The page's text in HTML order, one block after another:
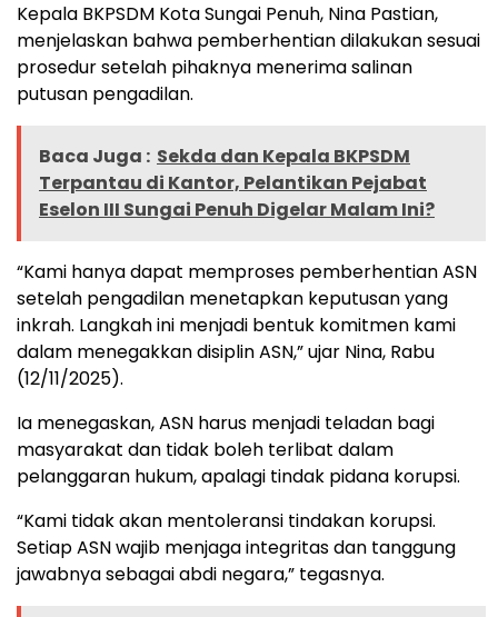
Kepala BKPSDM Kota Sungai Penuh, Nina Pastian,
menjelaskan bahwa pemberhentian dilakukan sesuai
prosedur setelah pihaknya menerima salinan
putusan pengadilan.
Baca Juga : Sekda dan Kepala BKPSDM
Terpantau di Kantor, Pelantikan Pejabat
Eselon III Sungai Penuh Digelar Malam Ini?
“Kami hanya dapat memproses pemberhentian ASN
setelah pengadilan menetapkan keputusan yang
inkrah. Langkah ini menjadi bentuk komitmen kami
dalam menegakkan disiplin ASN,” ujar Nina, Rabu
(12/11/2025).
Ia menegaskan, ASN harus menjadi teladan bagi
masyarakat dan tidak boleh terlibat dalam
pelanggaran hukum, apalagi tindak pidana korupsi.
“Kami tidak akan mentoleransi tindakan korupsi.
Setiap ASN wajib menjaga integritas dan tanggung
jawabnya sebagai abdi negara,” tegasnya.